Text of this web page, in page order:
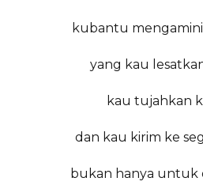
kubantu
yang kau
kau tujahkan
dan kau kirim ke
bukan hanya untuk